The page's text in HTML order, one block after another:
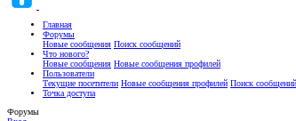
Главная
Форумы
Новые сообщения Поиск сообщений
Что нового?
Новые сообщения Новые сообщения профилей
Пользователи
Текущие посетители Новые сообщения профилей Поиск
Точка доступа
Форумы